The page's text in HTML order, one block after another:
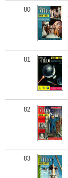
80
81
82
83